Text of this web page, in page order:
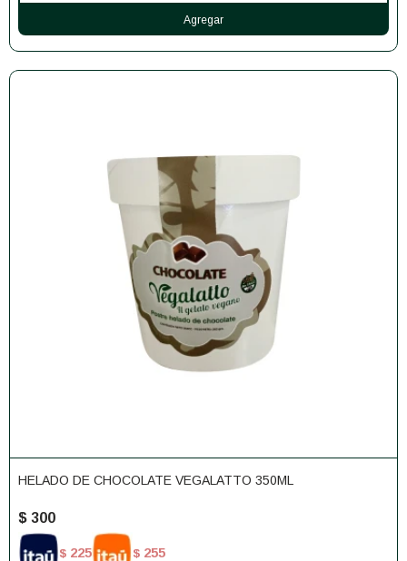
HELADO DE CHOCOLATE VEGALATTO 350ML
$ 300
$ 225 $ 255